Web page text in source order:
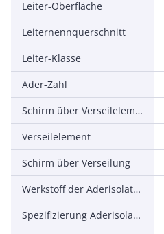
Leiter-Oberfläche
Leiternennquerschnitt
Leiter-Klasse
Ader-Zahl
Schirm über Verseilelement
Verseilelement
Schirm über Verseilung
Werkstoff der Aderisolation
Spezifizierung Aderisolation